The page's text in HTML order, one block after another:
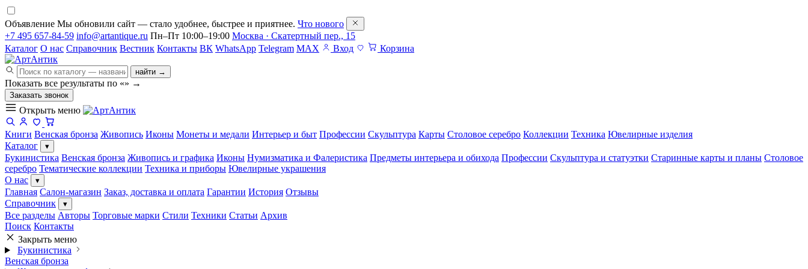
Объявление Мы обновили сайт — стало удобнее, быстрее и приятнее. Что нового
+7 495 657-84-59 info@artantique.ru Пн–Пт 10:00–19:00 Москва · Скатертный пер., 15
Каталог О нас Справочник Вестник Контакты ВК WhatsApp Telegram MAX Вход Корзина
найти →
Показать все результаты по «» →
Заказать звонок
Открыть меню
Книги Венская бронза Живопись Иконы Монеты и медали Интерьер и быт Профессии Скульптура Карты Столовое серебро Коллекции Техника Ювелирные изделия
Каталог
▾
Букинистика Венская бронза Живопись и графика Иконы Нумизматика и Фалеристика Предметы интерьера и обихода Профессии Скульптура и статуэтки Старинные карты и планы Столовое
серебро Тематические коллекции Техника и приборы Ювелирные украшения
О нас
▾
Главная Салон-магазин Заказ, доставка и оплата Гарантии История Отзывы
Справочник
▾
Все разделы Авторы Торговые марки Стили Техники Статьи Архив
Поиск Контакты
Закрыть меню
Букинистика
Венская бронза